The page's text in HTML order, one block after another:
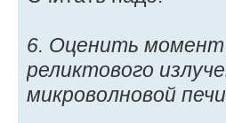
6. Оценить момент
реликтового
микроволновой